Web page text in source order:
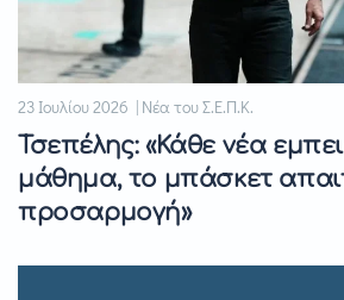
23 Ιουλίου 2026 | Νέα του Σ.Ε.Π.Κ.
Τσεπέλης: «Κάθε νέα
μάθημα, το μπάσκετ
προσαρμογή»